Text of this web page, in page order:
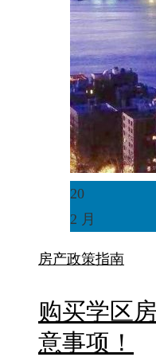
20
2 月
房产政策指南
购买学区
意事项！